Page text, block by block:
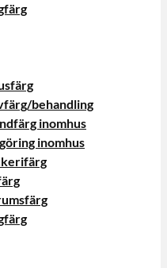
behandling
inomhus
inomhus